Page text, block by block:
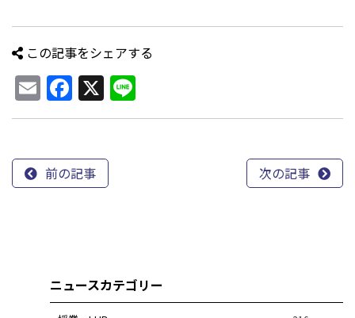
この記事をシェアする
EmailFacebook
X
前の記事 次の記事
ニュースカテゴリー